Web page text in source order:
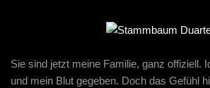
Sie sind jetzt meine Familie, ganz offiziell.
und mein Blut gegeben. Doch das Gefühl